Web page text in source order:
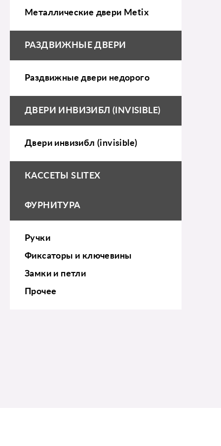
Металлические двери Metix
РАЗДВИЖНЫЕ ДВЕРИ
Раздвижные двери недорого
ДВЕРИ ИНВИЗИБЛ (INVISIBLE)
Двери инвизибл (invisible)
КАССЕТЫ SLITEX
ФУРНИТУРА
Ручки
Фиксаторы и ключевины
Замки и петли
Прочее